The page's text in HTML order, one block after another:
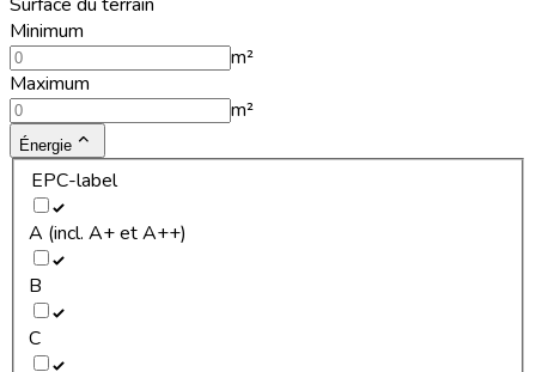
Minimum
m²
Maximum
m²
Énergie
EPC-label
A (incl. A+ et A++)
B
C